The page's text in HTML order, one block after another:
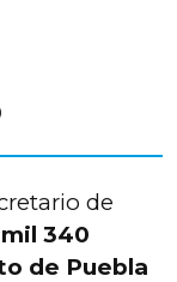
de
340
de Puebla